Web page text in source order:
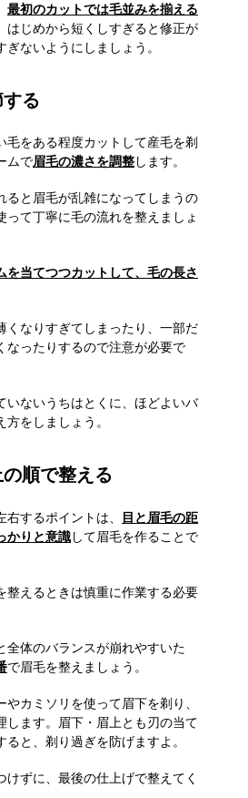
最初のカットでは毛並みを揃える
はじめから短くしすぎると修正が
ないようにしましょう。
る
毛をある程度カットして産毛を剃
ムで眉毛の濃さを調整します。
ると眉毛が乱雑になってしまうの
って丁寧に毛の流れを整えましょ
を当てつつカットして、毛の長さ
くなりすぎてしまったり、一部だ
なったりするので注意が必要で
いないうちはとくに、ほどよいバ
をしましょう。
順で整える
するポイントは、
目と眉毛の距
かりと意識して眉毛を作ることで
整えるときは慎重に作業する必要
全体のバランスが崩れやすいた
で眉毛を整えましょう。
カミソリを使って眉下を剃り、
します。眉下・眉上とも刃の当て
と、剃り過ぎを防げますよ。
けずに、最後の仕上げで整えてく